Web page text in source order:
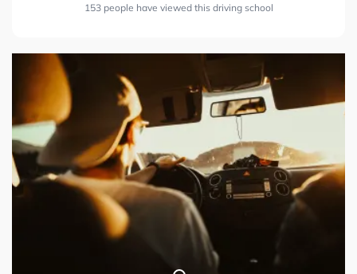
153 people have viewed this driving school